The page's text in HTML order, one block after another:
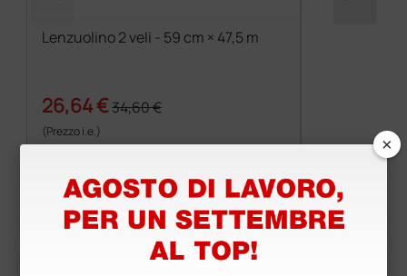
Lenzuolino 2 veli - 59 cm × 47,5 m
26,64 €34,60 €
(Prezzo i.e.)
Prodotti simili e correlati
×